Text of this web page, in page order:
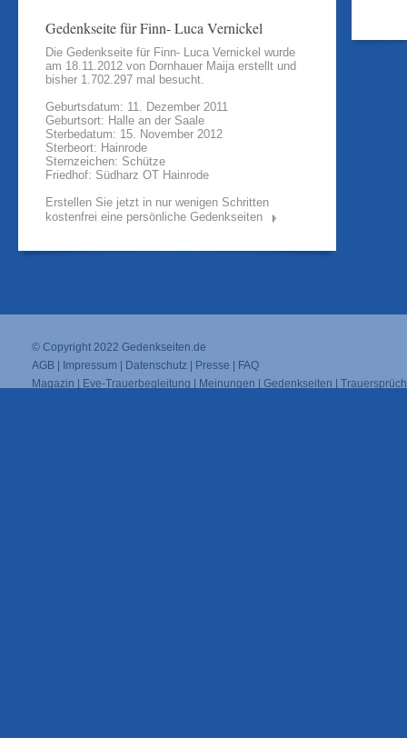
Gedenkseite für Finn- Luca Vernickel
Die Gedenkseite für Finn- Luca Vernickel wurde
am 18.11.2012 von Dornhauer Maija erstellt und
bisher 1.702.297 mal besucht.
Geburtsdatum: 11. Dezember 2011
Geburtsort: Halle an der Saale
Sterbedatum: 15. November 2012
Sterbeort: Hainrode
Sternzeichen: Schütze
Friedhof: Südharz OT Hainrode
Erstellen Sie jetzt in nur wenigen Schritten
kostenfrei eine persönliche Gedenkseiten
© Copyright 2022 Gedenkseiten.de
AGB
Impressum Datenschutz Presse
FAQ
Magazin
Eve-Trauerbegleitung Meinungen Gedenkseiten